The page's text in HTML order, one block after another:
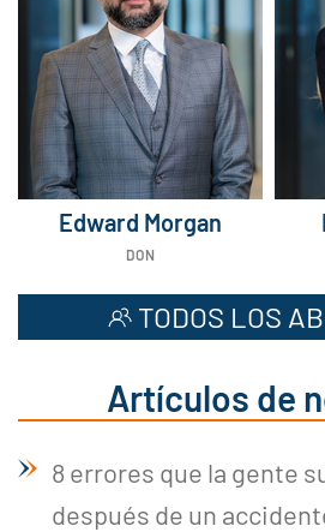
Edward Morgan
DON
TODOS LOS
Artículos de
8 errores que la gente
después de un